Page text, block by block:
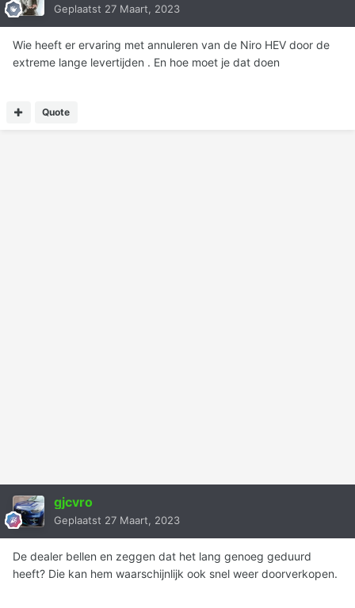
Geplaatst 27 Maart, 2023
Wie heeft er ervaring met annuleren van de Niro HEV door de
extreme lange levertijden . En hoe moet je dat doen
Quote
gjcvro
Geplaatst 27 Maart, 2023
De dealer bellen en zeggen dat het lang genoeg geduurd
heeft? Die kan hem waarschijnlijk ook snel weer doorverkopen.